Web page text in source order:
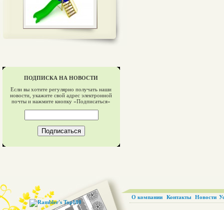
ПОДПИСКА НА НОВОСТИ
Если вы хотите регулярно получать наши
новости, укажите свой адрес электронной
почты и нажмите кнопку «Подписаться»
О компании Контакты Новости